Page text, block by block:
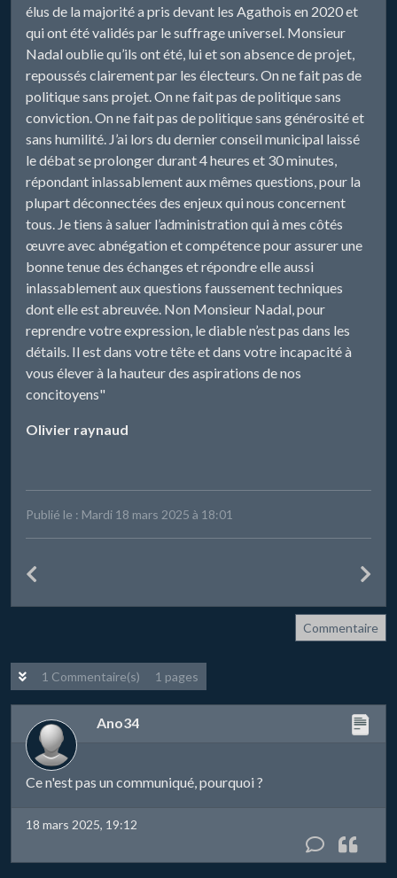
élus de la majorité a pris devant les Agathois en 2020 et
qui ont été validés par le suffrage universel. Monsieur
Nadal oublie qu’ils ont été, lui et son absence de projet,
repoussés clairement par les électeurs. On ne fait pas de
politique sans projet. On ne fait pas de politique sans
conviction. On ne fait pas de politique sans générosité et
sans humilité. J’ai lors du dernier conseil municipal laissé
le débat se prolonger durant 4 heures et 30 minutes,
répondant inlassablement aux mêmes questions, pour la
plupart déconnectées des enjeux qui nous concernent
tous. Je tiens à saluer l’administration qui à mes côtés
œuvre avec abnégation et compétence pour assurer une
bonne tenue des échanges et répondre elle aussi
inlassablement aux questions faussement techniques
dont elle est abreuvée. Non Monsieur Nadal, pour
reprendre votre expression, le diable n’est pas dans les
détails. Il est dans votre tête et dans votre incapacité à
vous élever à la hauteur des aspirations de nos
concitoyens"
Olivier raynaud
Publié le : Mardi 18 mars 2025 à 18:01
Commentaire
1 Commentaire(s) 1 pages
Ano34
Ce n'est pas un communiqué, pourquoi ?
18 mars 2025, 19:12